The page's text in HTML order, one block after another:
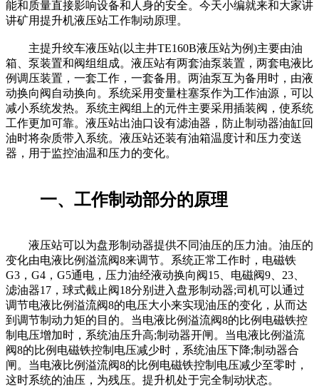
能和质量直接影响设备和人身的安全。今天小编就来和大家讲
讲矿用提升机液压站工作制动原理。
主提升绞车液压站(以主井TE160B液压站为例)主要由油
箱、泵装置和阀组组成。液压站有两套油泵装置，两套电液比
例调压装置，一套工作，一套备用。两油泵互为备用时，由液
动换向阀自动换向。系统采用变量柱塞泵作为工作油源，可以
减小系统发热。系统主阀组上的元件主要采用插装阀，使系统
工作更加可靠。液压站出油口设有滤油器，防止制动器油缸回
油时将杂质带入系统。液压站还装有油箱温度计和压力变送
器，用于监控油温和压力的变化。
一、工作制动部分的原理
液压站可以为盘形制动器提供不同油压的压力油。油压的
变化由电液比例溢流阀8来调节。系统正常工作时，电磁铁
G3，G4，G5通电，压力油经液动换向阀15、电磁阀9、23、
滤油器17，球式截止阀18分别进入盘形制动器;司机可以通过
调节电液比例溢流阀8的电压大小来实现油压的变化，从而达
到调节制动力矩的目的。当电液比例溢流阀8的比例电磁铁控
制电压增加时，系统油压升高;制动器开闸。当电液比例溢流
阀8的比例电磁铁控制电压减少时，系统油压下降;制动器合
闸。当电液比例溢流阀8的比例电磁铁控制电压减少至零时，
这时系统的油压，为残压。提升机处于完全制动状态。